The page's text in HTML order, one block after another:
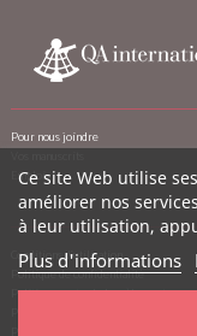
Pour nous joindre
Emplois
Conditions d’utilisation
Politique de confidentialité
Politique contre le harcèlement
Ce site Web utilise
améliorer nos
à leur utilisation,
Plus d'informations